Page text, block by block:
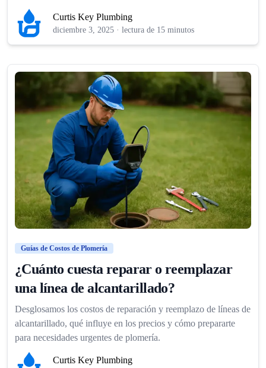
Curtis Key Plumbing
diciembre 3, 2025 · lectura de 15 minutos
Guías de Costos de Plomería
¿Cuánto cuesta reparar o reemplazar
una línea de alcantarillado?
Desglosamos los costos de reparación y reemplazo de líneas de
alcantarillado, qué influye en los precios y cómo prepararte
para necesidades urgentes de plomería.
Curtis Key Plumbing